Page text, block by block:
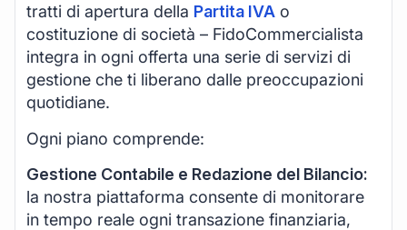
tratti di apertura della Partita IVA o
costituzione di società – FidoCommercialista
integra in ogni offerta una serie di servizi di
gestione che ti liberano dalle preoccupazioni
quotidiane.
Ogni piano comprende:
Gestione Contabile e Redazione del Bilancio:
la nostra piattaforma consente di monitorare
in tempo reale ogni transazione finanziaria,